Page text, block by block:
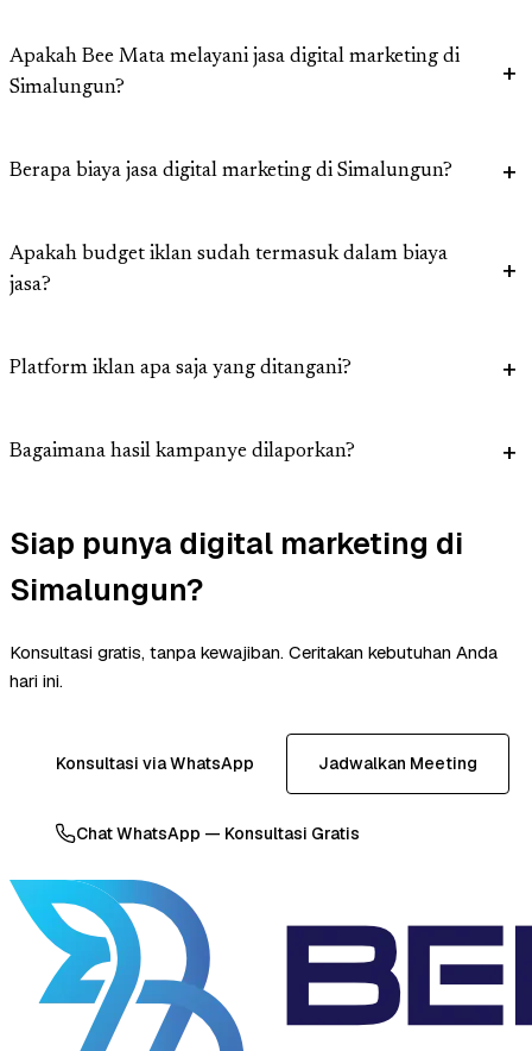
Apakah Bee Mata melayani jasa digital marketing di
Simalungun?
Berapa biaya jasa digital marketing di Simalungun?
Apakah budget iklan sudah termasuk dalam biaya
jasa?
Platform iklan apa saja yang ditangani?
Bagaimana hasil kampanye dilaporkan?
Siap punya digital marketing di
Simalungun?
Konsultasi gratis, tanpa kewajiban. Ceritakan kebutuhan Anda
hari ini.
Konsultasi via WhatsApp Jadwalkan Meeting
Chat WhatsApp — Konsultasi Gratis